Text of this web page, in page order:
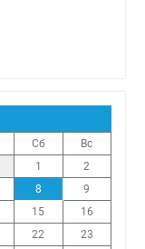
Сб
Вс
1
2
8
9
15
16
22 23